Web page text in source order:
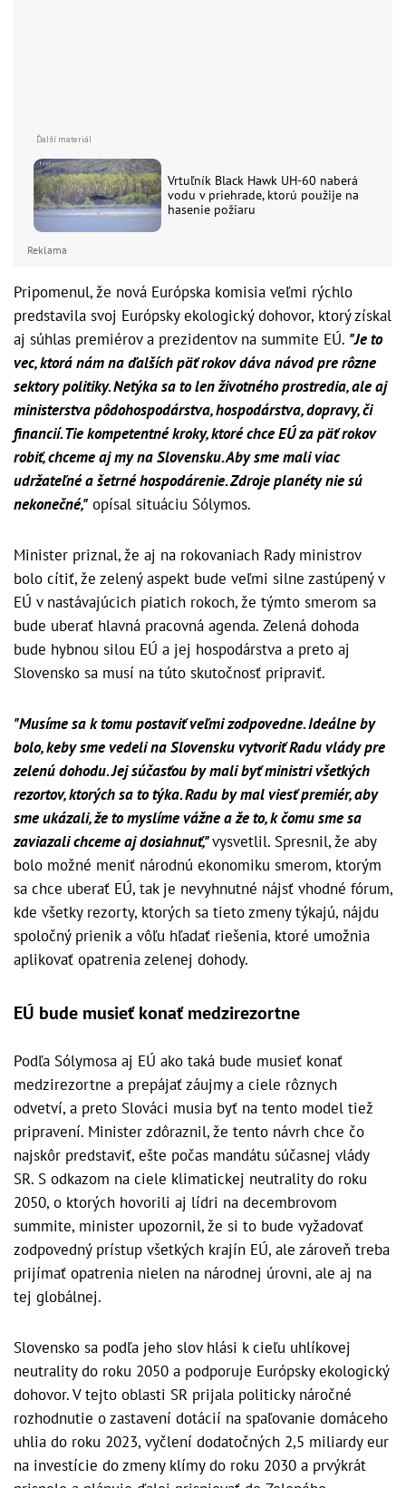
Vrtuľník Black Hawk UH-60 naberá
vodu v priehrade, ktorú použije na
hasenie požiaru
Reklama
Pripomenul, že nová Európska komisia veľmi rýchlo
predstavila svoj Európsky ekologický dohovor, ktorý získal
aj súhlas premiérov a prezidentov na summite EÚ. "Je to
vec, ktorá nám na ďalších päť rokov dáva návod pre rôzne
sektory politiky. Netýka sa to len životného prostredia, ale aj
ministerstva pôdohospodárstva, hospodárstva, dopravy, či
financií. Tie kompetentné kroky, ktoré chce EÚ za päť rokov
robiť, chceme aj my na Slovensku. Aby sme mali viac
udržateľné a šetrné hospodárenie. Zdroje planéty nie sú
nekonečné," opísal situáciu Sólymos.
Minister priznal, že aj na rokovaniach Rady ministrov
bolo cítiť, že zelený aspekt bude veľmi silne zastúpený v
EÚ v nastávajúcich piatich rokoch, že týmto smerom sa
bude uberať hlavná pracovná agenda. Zelená dohoda
bude hybnou silou EÚ a jej hospodárstva a preto aj
Slovensko sa musí na túto skutočnosť pripraviť.
"Musíme sa k tomu postaviť veľmi zodpovedne. Ideálne by
bolo, keby sme vedeli na Slovensku vytvoriť Radu vlády pre
zelenú dohodu. Jej súčasťou by mali byť ministri všetkých
rezortov, ktorých sa to týka. Radu by mal viesť premiér, aby
sme ukázali, že to myslíme vážne a že to, k čomu sme sa
zaviazali chceme aj dosiahnuť,"vysvetlil. Spresnil, že aby
bolo možné meniť národnú ekonomiku smerom, ktorým
sa chce uberať EÚ, tak je nevyhnutné nájsť vhodné fórum,
kde všetky rezorty, ktorých sa tieto zmeny týkajú, nájdu
spoločný prienik a vôľu hľadať riešenia, ktoré umožnia
aplikovať opatrenia zelenej dohody.
EÚ bude musieť konať medzirezortne
Podľa Sólymosa aj EÚ ako taká bude musieť konať
medzirezortne a prepájať záujmy a ciele rôznych
odvetví, a preto Slováci musia byť na tento model tiež
pripravení. Minister zdôraznil, že tento návrh chce čo
najskôr predstaviť, ešte počas mandátu súčasnej vlády
SR. S odkazom na ciele klimatickej neutrality do roku
2050, o ktorých hovorili aj lídri na decembrovom
summite, minister upozornil, že si to bude vyžadovať
zodpovedný prístup všetkých krajín EÚ, ale zároveň treba
prijímať opatrenia nielen na národnej úrovni, ale aj na
tej globálnej.
Slovensko sa podľa jeho slov hlási k cieľu uhlíkovej
neutrality do roku 2050 a podporuje Európsky ekologický
dohovor. V tejto oblasti SR prijala politicky náročné
rozhodnutie o zastavení dotácií na spaľovanie domáceho
uhlia do roku 2023, vyčlení dodatočných 2,5 miliardy eur
na investície do zmeny klímy do roku 2030 a prvýkrát